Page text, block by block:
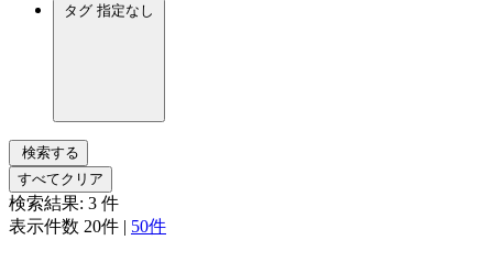
タグ 指定なし
検索する
すべてクリア
検索結果: 3 件
表示件数 20件 | 50件